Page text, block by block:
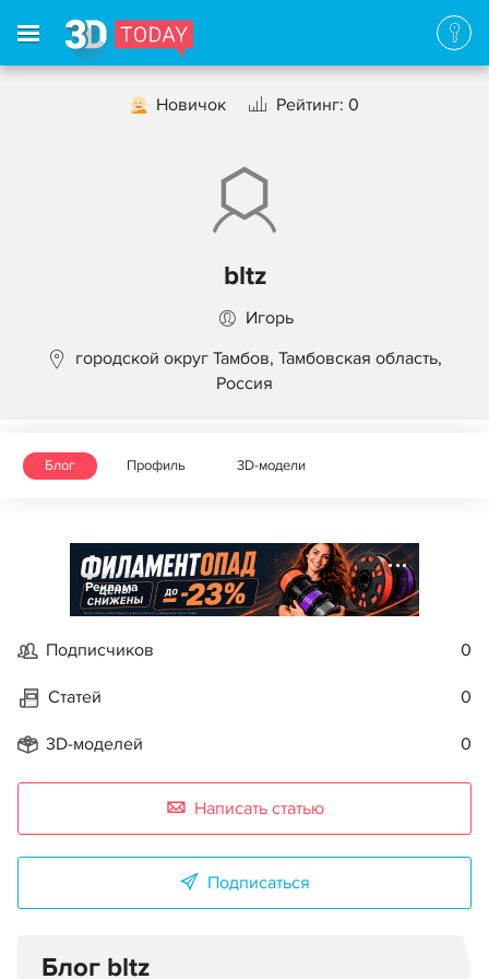
Новичок Рейтинг: 0
bltz
Игорь
городской округ Тамбов, Тамбовская область,
Россия
Блог Профиль 3D-модели
Реклама
Подписчиков 0
Статей 0
3D-моделей 0
Написать статью
Подписаться
Блог bltz